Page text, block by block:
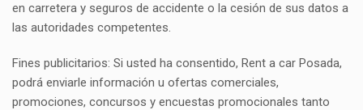
en carretera y seguros de accidente o la cesión de sus datos a
las autoridades competentes.
Fines publicitarios: Si usted ha consentido, Rent a car Posada,
podrá enviarle información u ofertas comerciales,
promociones, concursos y encuestas promocionales tanto